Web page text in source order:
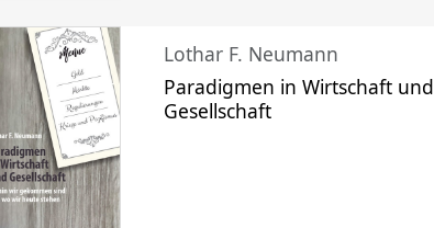
Lothar F. Neumann
Paradigmen in Wirtschaft und
Gesellschaft